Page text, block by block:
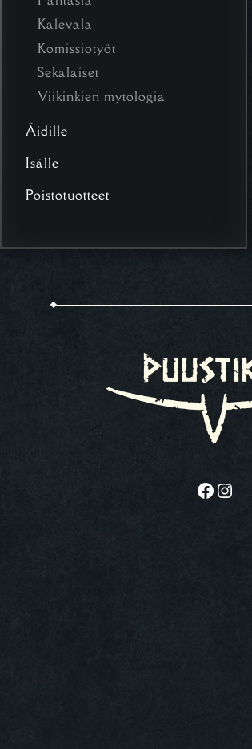
Kalevala
Komissiotyöt
Sekalaiset
Viikinkien mytologia
Äidille
Isälle
Poistotuotteet
Facebook Instagram